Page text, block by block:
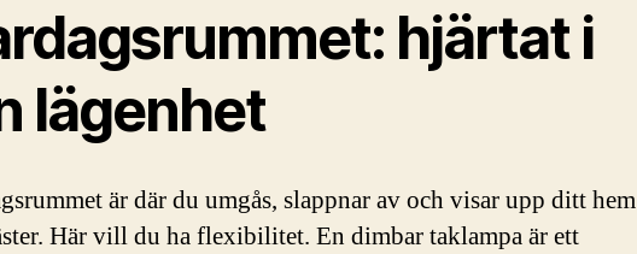
hjärtat i
lägenhet
är där du umgås, slappnar av och visar upp ditt hem
Här vill du ha flexibilitet. En dimbar taklampa är ett